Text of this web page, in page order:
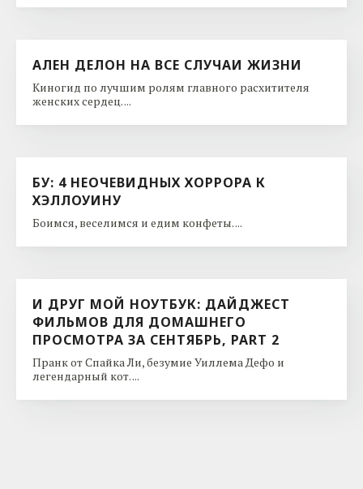
АЛЕН ДЕЛОН НА ВСЕ СЛУЧАИ ЖИЗНИ
Киногид по лучшим ролям главного расхитителя
женских сердец. ...
БУ: 4 НЕОЧЕВИДНЫХ ХОРРОРА К
ХЭЛЛОУИНУ
Боимся, веселимся и едим конфеты. ...
И ДРУГ МОЙ НОУТБУК: ДАЙДЖЕСТ
ФИЛЬМОВ ДЛЯ ДОМАШНЕГО
ПРОСМОТРА ЗА СЕНТЯБРЬ, PART 2
Пранк от Спайка Ли, безумие Уиллема Дефо и
легендарный кот. ...